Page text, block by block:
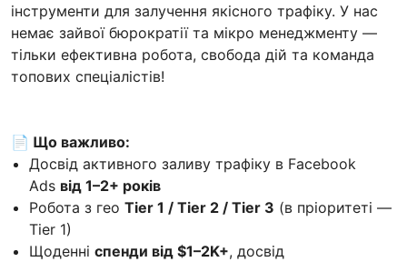
інструменти для залучення якісного трафіку. У нас
немає зайвої бюрократії та мікро менеджменту —
тільки ефективна робота, свобода дій та команда
топових спеціалістів!
📄 Що важливо:
Досвід активного заливу трафіку в Facebook
Ads від 1–2+ років
Робота з гео Tier 1 / Tier 2 / Tier 3 (в пріоритеті —
Tier 1)
Щоденні спенди від $1–2K+, досвід